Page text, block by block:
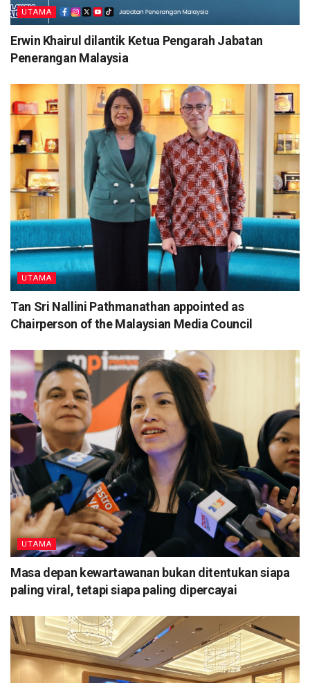
UTAMA
Erwin Khairul dilantik Ketua Pengarah Jabatan
Penerangan Malaysia
UTAMA
Tan Sri Nallini Pathmanathan appointed as
Chairperson of the Malaysian Media Council
UTAMA
Masa depan kewartawanan bukan ditentukan siapa
paling viral, tetapi siapa paling dipercayai